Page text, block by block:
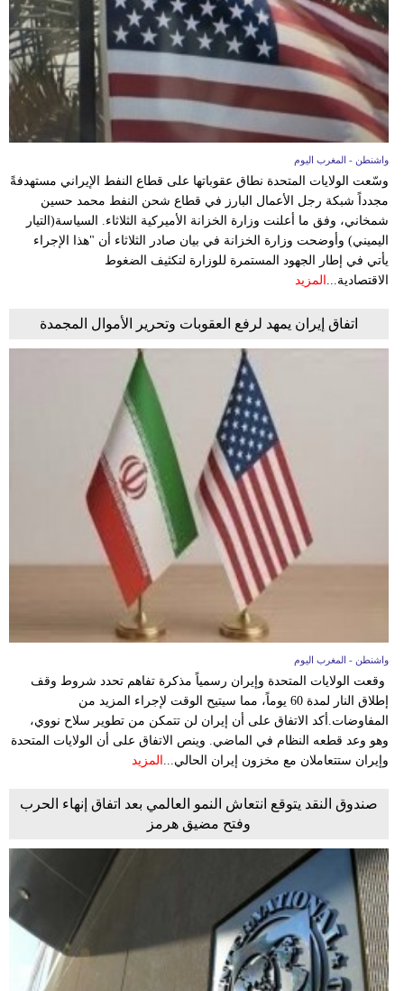
وسفر
ديكور
أخبار
البرلمان
إعلام
تعليم
فيديو
واشنطن - المغرب اليوم
وسّعت الولايات المتحدة نطاق عقوباتها على قطاع النفط الإيراني مستهدفةً
مجدداً شبكة رجل الأعمال البارز في قطاع شحن النفط محمد حسين
شمخاني، وفق ما أعلنت وزارة الخزانة الأميركية الثلاثاء. السياسة(التيار
اليميني) وأوضحت وزارة الخزانة في بيان صادر الثلاثاء أن "هذا الإجراء
يأتي في إطار الجهود المستمرة للوزارة لتكثيف الضغوط
الاقتصادية... المزيد
اتفاق إيران يمهد لرفع العقوبات وتحرير الأموال المجمدة
واشنطن - المغرب اليوم
وقعت الولايات المتحدة وإيران رسمياً مذكرة تفاهم تحدد شروط وقف
إطلاق النار لمدة 60 يوماً، مما سيتيح الوقت لإجراء المزيد من
المفاوضات.أكد الاتفاق على أن إيران لن تتمكن من تطوير سلاح نووي،
وهو وعد قطعه النظام في الماضي. وينص الاتفاق على أن الولايات المتحدة
وإيران ستتعاملان مع مخزون إيران الحالي... المزيد
صندوق النقد يتوقع انتعاش النمو العالمي بعد اتفاق إنهاء الحرب
وفتح مضيق هرمز